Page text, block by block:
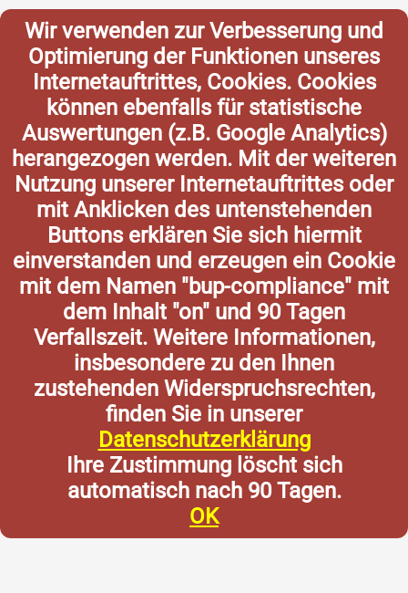
Wir verwenden zur Verbesserung und
Optimierung der Funktionen unseres
Internetauftrittes, Cookies. Cookies
können ebenfalls für statistische
Auswertungen (z.B. Google Analytics)
herangezogen werden. Mit der weiteren
Nutzung unserer Internetauftrittes oder
mit Anklicken des untenstehenden
Buttons erklären Sie sich hiermit
einverstanden und erzeugen ein Cookie
mit dem Namen "bup-compliance" mit
dem Inhalt "on" und 90 Tagen
Verfallszeit. Weitere Informationen,
insbesondere zu den Ihnen
zustehenden Widerspruchsrechten,
finden Sie in unserer
Datenschutzerklärung
Ihre Zustimmung löscht sich
automatisch nach 90 Tagen.
OK